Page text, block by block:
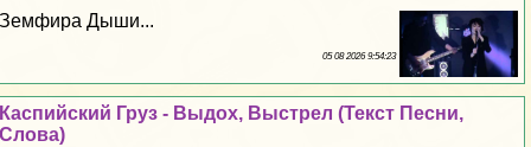
Земфира Дыши...
05 08 2026 9:54:23
Каспийский Груз - Выдох, Выстрел (Текст Песни,
Слова)